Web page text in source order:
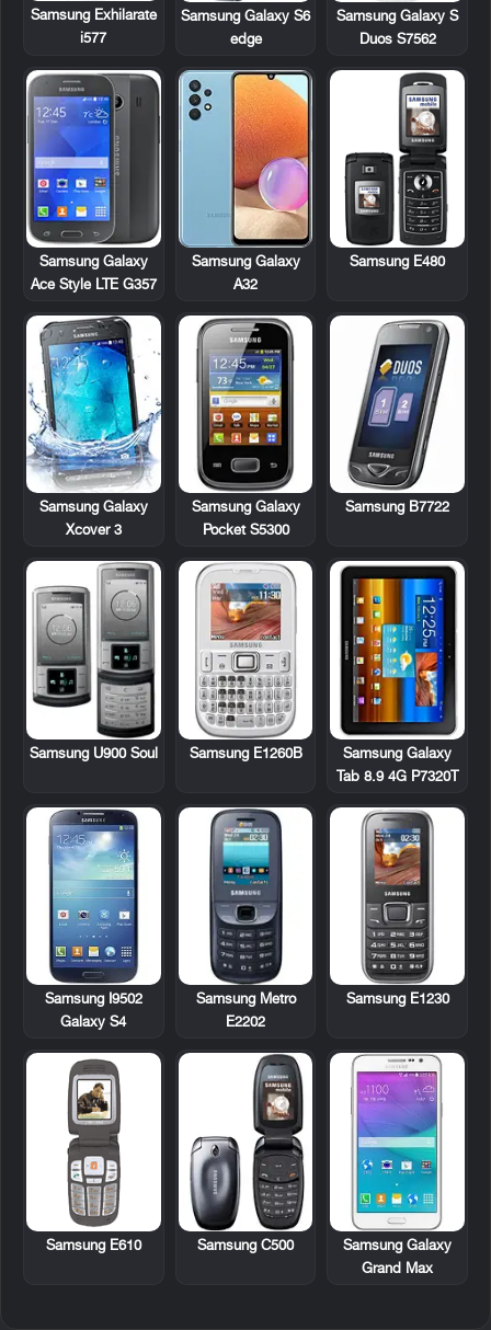
Samsung Galaxy S
Duos S7562
Samsung Galaxy S6
edge
Samsung Exhilarate
i577
Samsung E480
Samsung Galaxy
A32
Samsung Galaxy
Ace Style LTE G357
Samsung B7722
Samsung Galaxy
Pocket S5300
Samsung Galaxy
Xcover 3
Samsung Galaxy
Tab 8.9 4G P7320T
Samsung E1260B
Samsung U900 Soul
Samsung E1230
Samsung Metro
E2202
Samsung I9502
Galaxy S4
Samsung Galaxy
Grand Max
Samsung C500
Samsung E610